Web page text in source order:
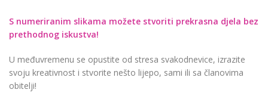
S numeriranim slikama možete stvoriti prekrasna djela bez
prethodnog iskustva!
U međuvremenu se opustite od stresa svakodnevice, izrazite
svoju kreativnost i stvorite nešto lijepo, sami ili sa članovima
obitelji!